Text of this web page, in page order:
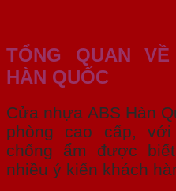
TỔNG QUAN
HÀN QUỐC
Cửa nhựa ABS Hàn
phòng cao cấp,
chống ẩm được
nhiều ý kiến khách